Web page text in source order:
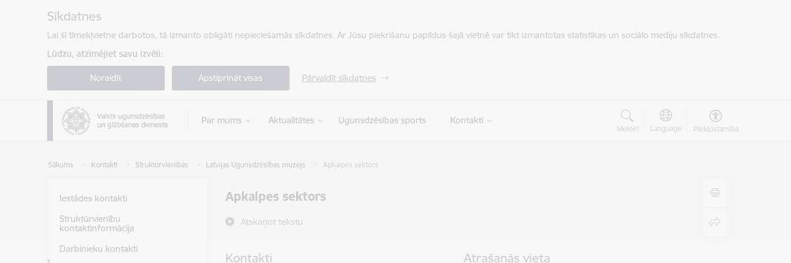
Sīkdatnes
Lai šī tīmekļvietne darbotos, tā izmanto obligāti nepieciešamās sīkdatnes. Ar Jūsu piekrišanu papildus šajā vietnē var tikt izmantotas statistikas un sociālo mediju sīkdatnes.
Lūdzu, atzīmējiet savu izvēli:
Noraidīt Apstiprināt visas Pārvaldīt sīkdatnes
Par mums Aktualitātes Ugunsdzēsības sports Kontakti
Meklēt Language Piekļūstamība
Sākums Kontakti Struktūrvienības Latvijas Ugunsdzēsības muzejs Apkalpes sektors
Apkalpes sektors
Atskaņot tekstu
Iestādes kontakti
Struktūrvienību
kontaktinformācija
Darbinieku kontakti
Kontakti Atrašanās vieta